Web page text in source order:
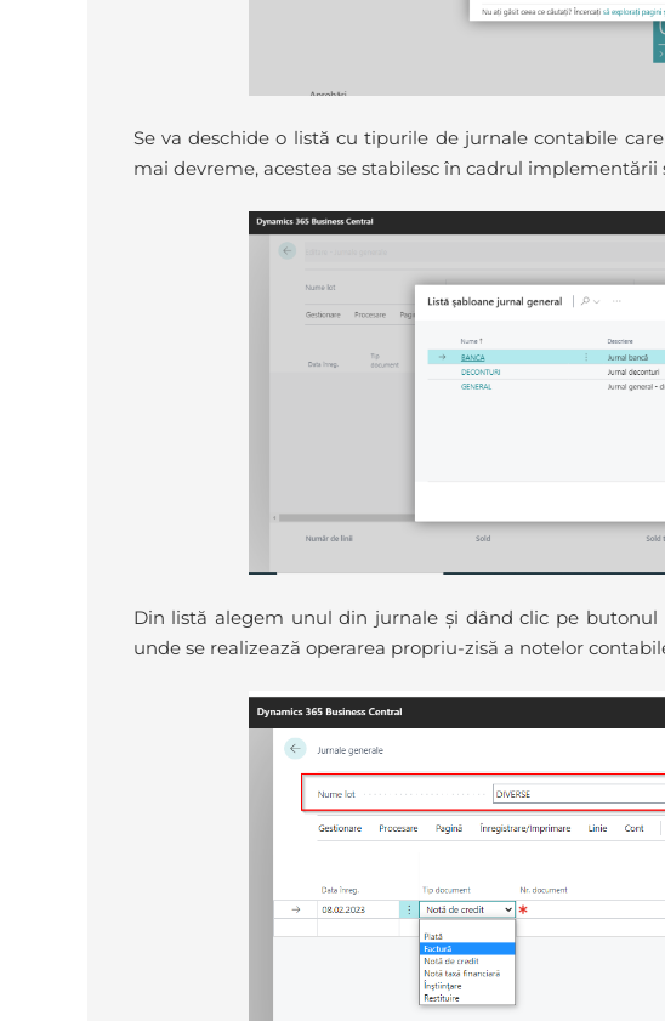
Se va deschide o listă cu tipurile de jurnale contabile
mai devreme, acestea se stabilesc în cadrul
Din listă alegem unul din jurnale și dând clic pe
unde se realizează operarea propriu-zisă a notelor